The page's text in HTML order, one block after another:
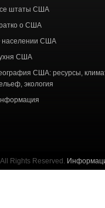
штаты США
о США
населении США
США
США: ресурсы,
экология
Rights Reserved.